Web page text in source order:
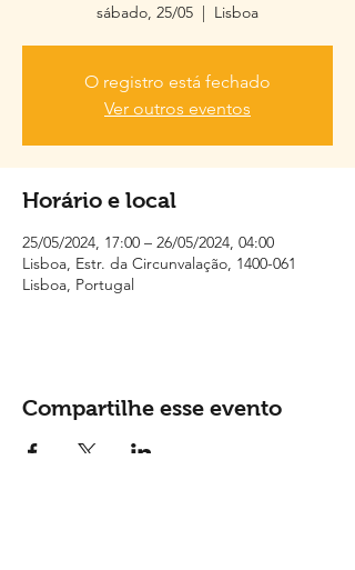
sábado, 25/05
  |
Lisboa
O registro está fechado
Ver outros eventos
Horário e local
25/05/2024, 17:00 – 26/05/2024, 04:00
Lisboa, Estr. da Circunvalação, 1400-061
Lisboa, Portugal
Compartilhe esse evento